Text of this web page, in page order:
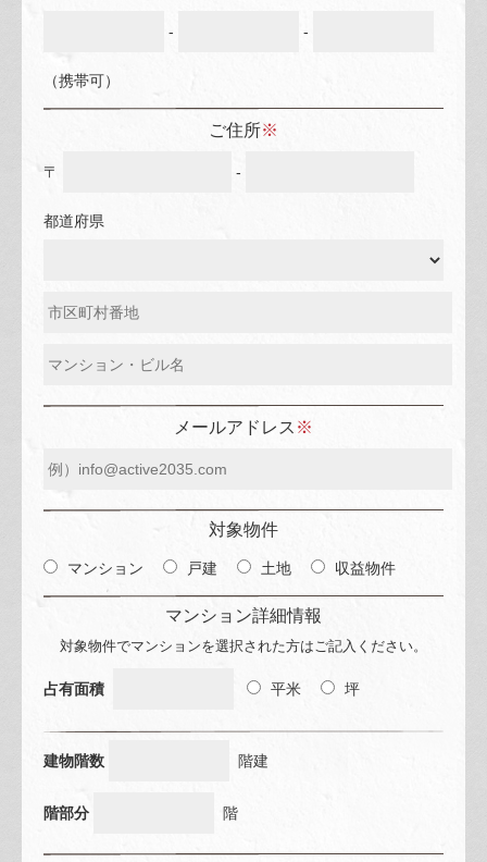
- -
（携帯可）
ご住所※
〒 -
都道府県
メールアドレス ※
対象物件
マンション 戸建 土地 収益物件
マンション詳細情報
対象物件でマンションを選択された方はご記入ください。
占有面積 平米 坪
建物階数 階建
階部分 階